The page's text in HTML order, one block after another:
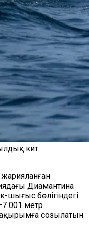
кит
Диамантина
шығыс бөлігіндегі
001 метр
созылатын